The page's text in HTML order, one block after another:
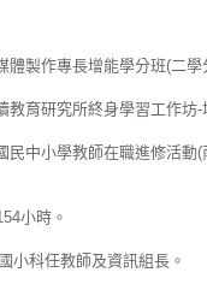
製作專長增能學分班(二學
教育研究所終身學習工作坊-
中小學教師在職進修活動
小時。
小科任教師及資訊組長。